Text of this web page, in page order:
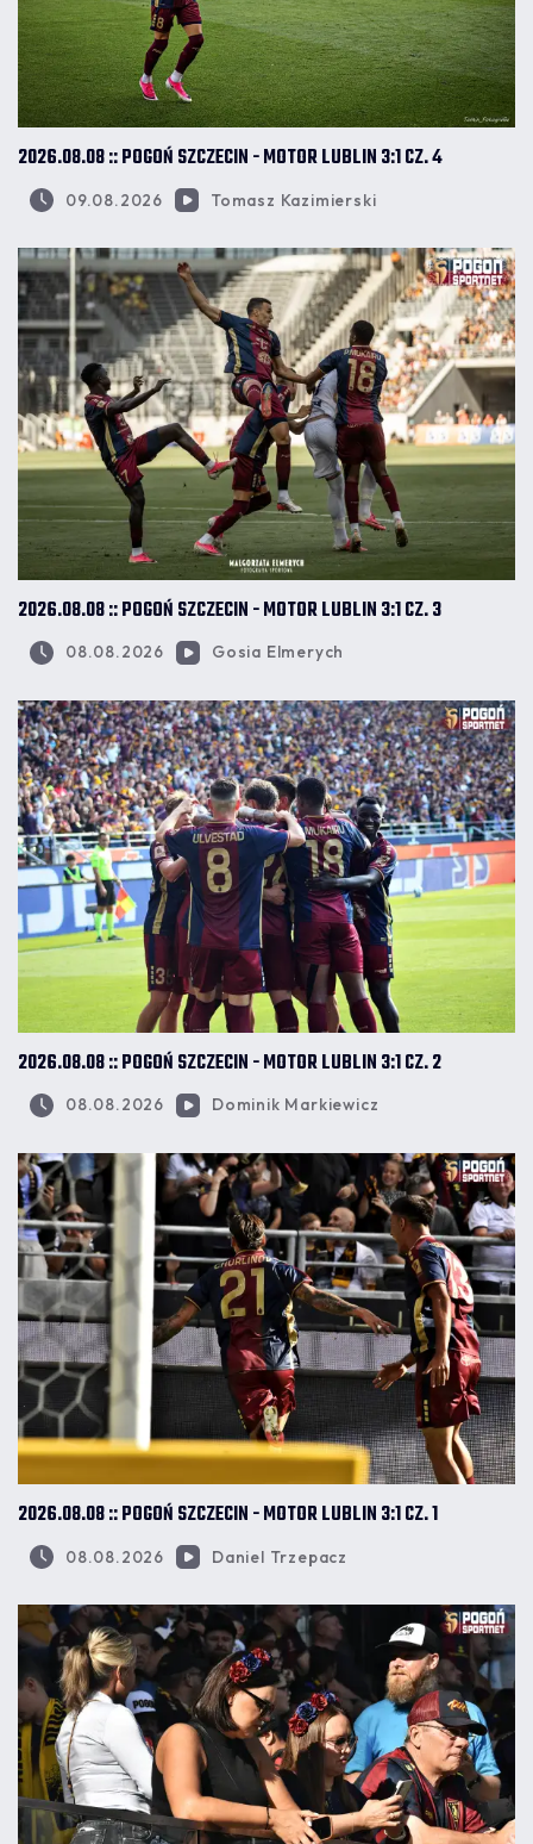
2026.08.08 :: POGOŃ SZCZECIN - MOTOR LUBLIN 3:1 CZ. 4
09.08.2026 Tomasz Kazimierski
2026.08.08 :: POGOŃ SZCZECIN - MOTOR LUBLIN 3:1 CZ. 3
08.08.2026 Gosia Elmerych
2026.08.08 :: POGOŃ SZCZECIN - MOTOR LUBLIN 3:1 CZ. 2
08.08.2026 Dominik Markiewicz
2026.08.08 :: POGOŃ SZCZECIN - MOTOR LUBLIN 3:1 CZ. 1
08.08.2026 Daniel Trzepacz